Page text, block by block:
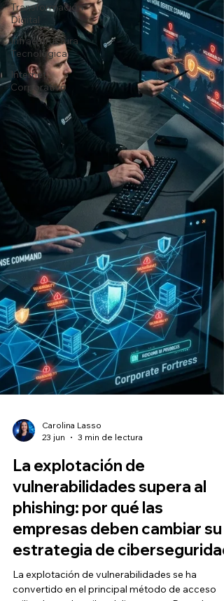
Transformación
Digital
Infraestructura
Tecnológica
Internet
Corporativo
23 jun
3 min de lectura
La explotación de
vulnerabilidades supera al
phishing: por qué las
empresas deben cambiar su
estrategia de ciberseguridad
La explotación de vulnerabilidades se ha